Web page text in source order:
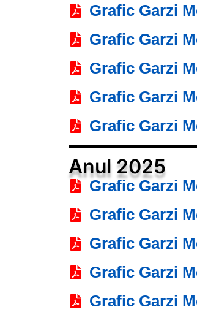
Grafic Garzi
Grafic Garzi
Grafic Garzi
Grafic Garzi
Grafic Garzi
Anul 2025
Grafic Garzi
Grafic Garzi
Grafic Garzi
Grafic Garzi
Grafic Garzi